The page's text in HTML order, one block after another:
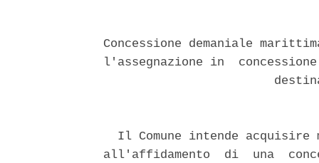
Concessione demaniale
l'assegnazione in
Il Comune intende acquisire
all'affidamento  di  una